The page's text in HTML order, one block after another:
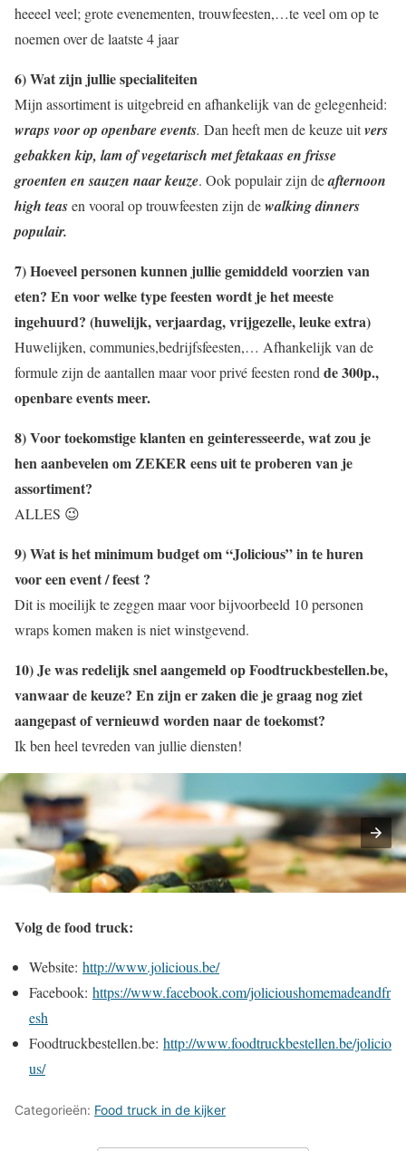
heeeel veel; grote evenementen, trouwfeesten,…te veel om op te
noemen over de laatste 4 jaar
6) Wat zijn jullie specialiteiten
Mijn assortiment is uitgebreid en afhankelijk van de gelegenheid:
wraps voor op openbare events. Dan heeft men de keuze uitvers
gebakken kip, lam of vegetarisch met fetakaas en frisse
groenten en sauzen naar keuze. Ook populair zijn deafternoon
high teasen vooral op trouwfeesten zijn dewalking dinners
populair.
7) Hoeveel personen kunnen jullie gemiddeld voorzien van
eten? En voor welke type feesten wordt je het meeste
ingehuurd? (huwelijk, verjaardag, vrijgezelle, leuke extra)
Huwelijken, communies,bedrijfsfeesten,… Afhankelijk van de
formule zijn de aantallen maar voor privé feesten rond de 300p.,
openbare events meer.
8) Voor toekomstige klanten en geinteresseerde, wat zou je
hen aanbevelen om ZEKER eens uit te proberen van je
assortiment?
ALLES 😉
9) Wat is het minimum budget om “Jolicious” in te huren
voor een event / feest ?
Dit is moeilijk te zeggen maar voor bijvoorbeeld 10 personen
wraps komen maken is niet winstgevend.
10) Je was redelijk snel aangemeld op Foodtruckbestellen.be,
vanwaar de keuze? En zijn er zaken die je graag nog ziet
aangepast of vernieuwd worden naar de toekomst?
Ik ben heel tevreden van jullie diensten!
Volg de food truck:
Website: http://www.jolicious.be/
Facebook: https://www.facebook.com/jolicioushomemadeandfr
esh
Foodtruckbestellen.be: http://www.foodtruckbestellen.be/jolicio
us/
Categorieën: Food truck in de kijker